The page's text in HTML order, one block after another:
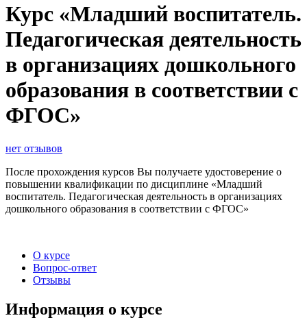
Курс «Младший воспитатель.
Педагогическая деятельность
в организациях дошкольного
образования в соответствии с
ФГОС»
нет отзывов
После прохождения курсов Вы получаете удостоверение о
повышении квалификации по дисциплине «Младший
воспитатель. Педагогическая деятельность в организациях
дошкольного образования в соответствии с ФГОС»
О курсе
Вопрос-ответ
Отзывы
Информация о курсе